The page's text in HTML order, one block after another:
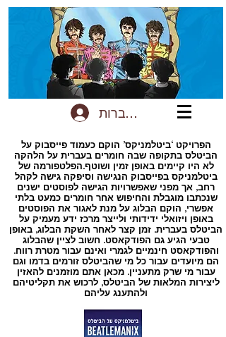
להתחברות
הפרויקט ‘ביטלמניקס’ הוקם כעמוד פייסבוק על
הביטלס בתקופה שבה חומרים בעברית על הלהקה
לא היו קיימים באופן זמין ושוטף.הפלטפורמה של
ביטלמניקס בפייסבוק הנגישה וסיפקה גישה לקהל
רחב, אך מפני שאפשרויות הגישה לפוסטים ישנים
שנכתבו מוגבלת והחיפוש אחר חומרים כמעט בלתי
אפשרי, הוקם הבלוג על מנת לאגור את הפוסטים
באופן ויזואלי ידידותי ולייצר מרכז ידע מעמיק על
הביטלס בעברית. זמן קצר לאחר השקת הבלוג, באופן
טבעי הגיע גם הפודקאסט. חשוב לציין שהבלוג
והפודקאסט חינמיים לגמרי ואינם עבור מטרת רווח.
הם מיועדים עבור כל מי שהביטלס זורמים בדמו וגם
עבור מי שרק מתעניין. מכאן אתם מוזמנים להאזין
ליצירות המלאות של הביטלס, לרכוש את תקליטיהם
ולהתענג עליהם